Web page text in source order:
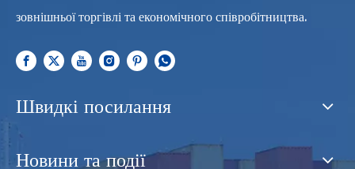
зовнішньої торгівлі та економічного співробітництва.
Швидкі посилання
Новини та події